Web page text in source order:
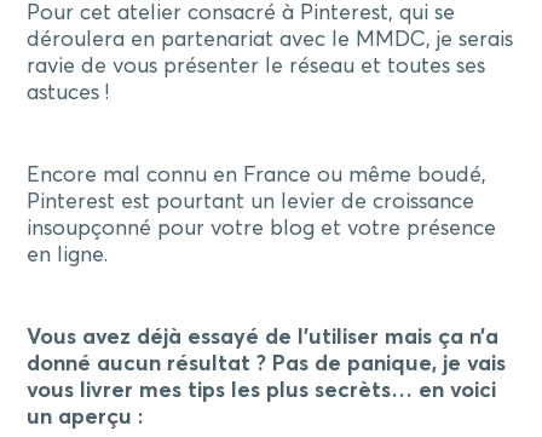
Pour cet atelier consacré à Pinterest, qui se
déroulera en partenariat avec le MMDC, je serais
ravie de vous présenter le réseau et toutes ses
astuces !
Encore mal connu en France ou même boudé,
Pinterest est pourtant un levier de croissance
insoupçonné pour votre blog et votre présence
en ligne.
Vous avez déjà essayé de l’utiliser mais ça n’a
donné aucun résultat ? Pas de panique, je vais
vous livrer mes tips les plus secrèts… en voici
un aperçu :